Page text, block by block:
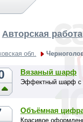
Авторская работа
обл.
Вязаный шарф
Эффектный шарф с
Объёмная
Красивое